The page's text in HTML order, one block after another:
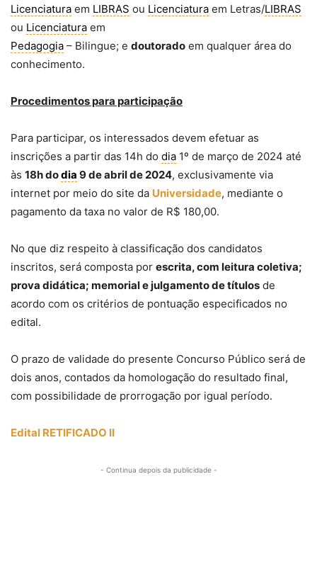
Licenciatura em LIBRAS ou Licenciatura em Letras/LIBRAS
ou Licenciatura em
Pedagogia – Bilingue; e doutorado em qualquer área do
conhecimento.
Procedimentos para participação
Para participar, os interessados devem efetuar as
inscrições a partir das 14h do dia 1º de março de 2024 até
às 18h dodia 9 de abril de 2024, exclusivamente via
internet por meio do site da Universidade, mediante o
pagamento da taxa no valor de R$ 180,00.
No que diz respeito à classificação dos candidatos
inscritos, será composta por escrita, com leitura coletiva;
prova didática; memorial e julgamento de títulos de
acordo com os critérios de pontuação especificados no
edital.
O prazo de validade do presente Concurso Público será de
dois anos, contados da homologação do resultado final,
com possibilidade de prorrogação por igual período.
Edital RETIFICADO II
- Continua depois da publicidade -